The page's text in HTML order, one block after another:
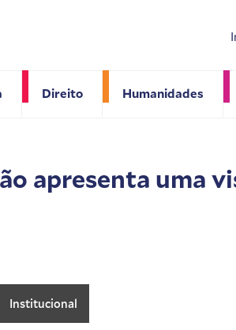
Direito Humanidades
apresenta uma
Institucional